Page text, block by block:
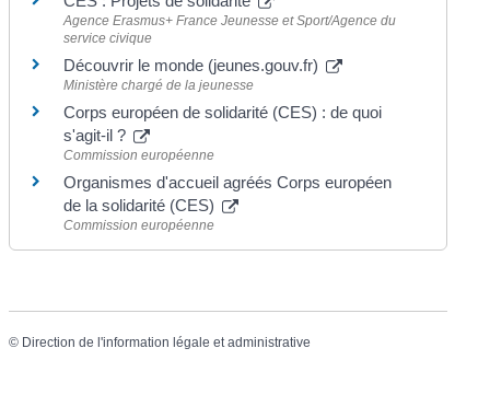
Agence Erasmus+ France Jeunesse et Sport/Agence du
service civique
Découvrir le monde (jeunes.gouv.fr)
Ministère chargé de la jeunesse
Corps européen de solidarité (CES) : de quoi
s'agit-il ?
Commission européenne
Organismes d'accueil agréés Corps européen
de la solidarité (CES)
Commission européenne
© Direction de l'information légale et administrative